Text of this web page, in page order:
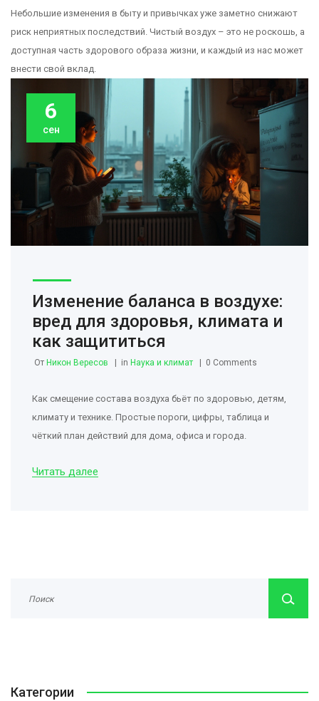
Небольшие изменения в быту и привычках уже заметно снижают
риск неприятных последствий. Чистый воздух – это не роскошь, а
доступная часть здорового образа жизни, и каждый из нас может
внести свой вклад.
6
сен
Изменение баланса в воздухе:
вред для здоровья, климата и
как защититься
От Никон Вересов in Наука и климат 0 Comments
Как смещение состава воздуха бьёт по здоровью, детям,
климату и технике. Простые пороги, цифры, таблица и
чёткий план действий для дома, офиса и города.
Читать далее
Категории